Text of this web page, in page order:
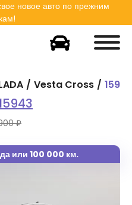
новое авто по прежним
Vesta Cross 15943
или 100 000 км.
₽